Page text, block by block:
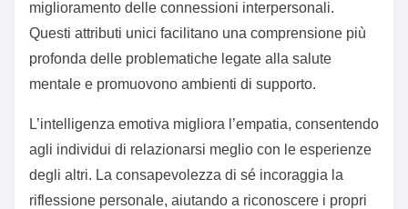
miglioramento delle connessioni interpersonali.
Questi attributi unici facilitano una comprensione più
profonda delle problematiche legate alla salute
mentale e promuovono ambienti di supporto.
L’intelligenza emotiva migliora l’empatia, consentendo
agli individui di relazionarsi meglio con le esperienze
degli altri. La consapevolezza di sé incoraggia la
riflessione personale, aiutando a riconoscere i propri